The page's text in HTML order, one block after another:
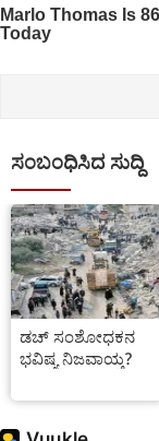
ಸಂಬಂಧಿಸಿದ ಸುದ್ದಿ
ಡಚ್ ಸಂಶೋಧಕನ
ಭವಿಷ್ಯ ನಿಜವಾಯ್ತ?